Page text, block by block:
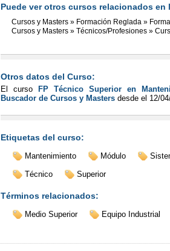
Puede ver otros cursos relacionados en
Cursos y Masters » Formación Reglada »
Cursos y Masters » Técnicos/Profesiones »
Otros datos del Curso:
El curso FP Técnico Superior en
Buscador de Cursos y Masters desde el 12/
Etiquetas del curso:
Mantenimiento Módulo
Técnico
Superior
Términos relacionados:
Medio Superior Equipo Industrial